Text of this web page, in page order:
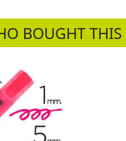
BOUGHT THIS